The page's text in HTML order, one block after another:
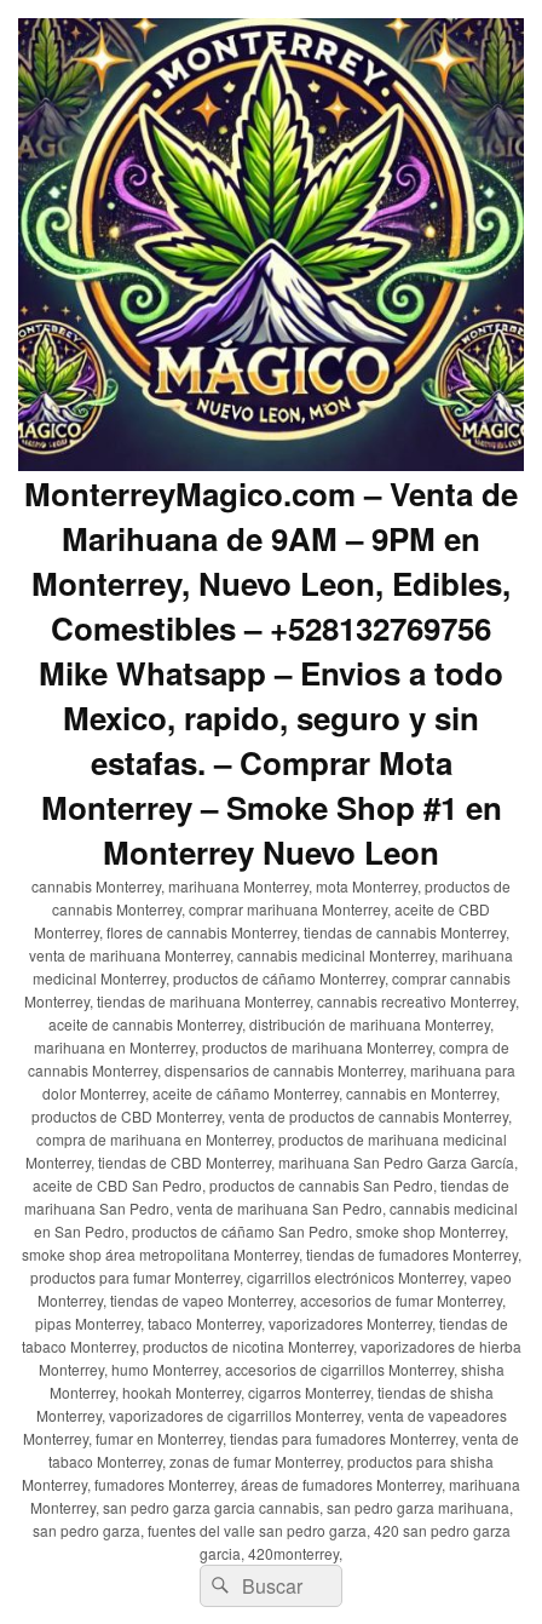
MonterreyMagico.com – Venta de
Marihuana de 9AM – 9PM en
Monterrey, Nuevo Leon, Edibles,
Comestibles – +528132769756
Mike Whatsapp – Envios a todo
Mexico, rapido, seguro y sin
estafas. – Comprar Mota
Monterrey – Smoke Shop #1 en
Monterrey Nuevo Leon
cannabis Monterrey, marihuana Monterrey, mota Monterrey, productos de
cannabis Monterrey, comprar marihuana Monterrey, aceite de CBD
Monterrey, flores de cannabis Monterrey, tiendas de cannabis Monterrey,
venta de marihuana Monterrey, cannabis medicinal Monterrey, marihuana
medicinal Monterrey, productos de cáñamo Monterrey, comprar cannabis
Monterrey, tiendas de marihuana Monterrey, cannabis recreativo Monterrey,
aceite de cannabis Monterrey, distribución de marihuana Monterrey,
marihuana en Monterrey, productos de marihuana Monterrey, compra de
cannabis Monterrey, dispensarios de cannabis Monterrey, marihuana para
dolor Monterrey, aceite de cáñamo Monterrey, cannabis en Monterrey,
productos de CBD Monterrey, venta de productos de cannabis Monterrey,
compra de marihuana en Monterrey, productos de marihuana medicinal
Monterrey, tiendas de CBD Monterrey, marihuana San Pedro Garza García,
aceite de CBD San Pedro, productos de cannabis San Pedro, tiendas de
marihuana San Pedro, venta de marihuana San Pedro, cannabis medicinal
en San Pedro, productos de cáñamo San Pedro, smoke shop Monterrey,
smoke shop área metropolitana Monterrey, tiendas de fumadores Monterrey,
productos para fumar Monterrey, cigarrillos electrónicos Monterrey, vapeo
Monterrey, tiendas de vapeo Monterrey, accesorios de fumar Monterrey,
pipas Monterrey, tabaco Monterrey, vaporizadores Monterrey, tiendas de
tabaco Monterrey, productos de nicotina Monterrey, vaporizadores de hierba
Monterrey, humo Monterrey, accesorios de cigarrillos Monterrey, shisha
Monterrey, hookah Monterrey, cigarros Monterrey, tiendas de shisha
Monterrey, vaporizadores de cigarrillos Monterrey, venta de vapeadores
Monterrey, fumar en Monterrey, tiendas para fumadores Monterrey, venta de
tabaco Monterrey, zonas de fumar Monterrey, productos para shisha
Monterrey, fumadores Monterrey, áreas de fumadores Monterrey, marihuana
Monterrey, san pedro garza garcia cannabis, san pedro garza marihuana,
san pedro garza, fuentes del valle san pedro garza, 420 san pedro garza
garcia, 420monterrey,
Buscar
por:
Buscar